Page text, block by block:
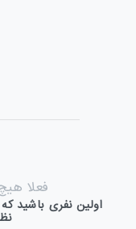
فعلا